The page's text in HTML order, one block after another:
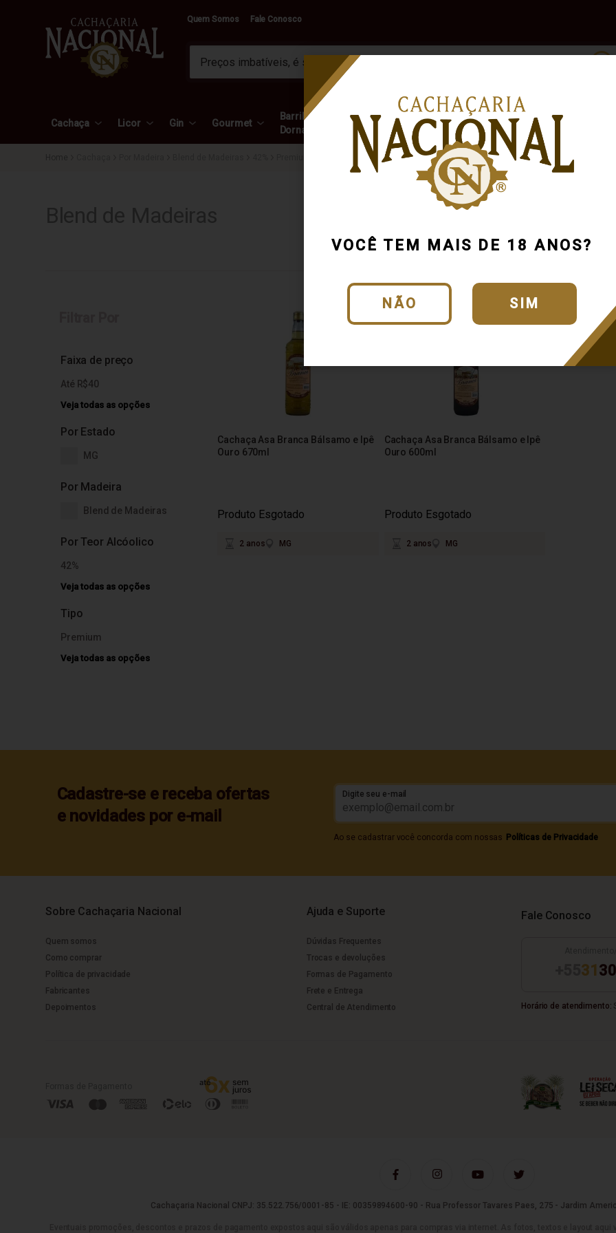
VOCÊ TEM MAIS DE 18 ANOS?
NÃO SIM
Quem Somos Fale Conosco
Cachaça Licor Gin Gourmet
Barril e
Dorna
Acessórios
Outras
Bebidas
Marcas
Por Estado
MG
Por Madeira
Blend de Madeiras
Por Teor Alcóolico
42%
Veja todas as opções
Tipo
Premium
Veja todas as opções
Faixa de preço
Até R$40
Veja todas as opções
Cachaça Asa Branca Bálsamo e Ipê
Ouro 670ml
Produto Esgotado
2 anos MG
Cachaça Asa Branca Bálsamo e Ipê
Ouro 600ml
Produto Esgotado
2 anos MG
Cadastre-se e receba ofertas
e novidades por e-mail
Digite seu e-mail
Ao se cadastrar você concorda com nossas Políticas de Privacidade
Sobre Cachaçaria Nacional
Quem somos
Como comprar
Política de privacidade
Fabricantes
Depoimentos
Ajuda e Suporte
Dúvidas Frequentes
Trocas e devoluções
Formas de Pagamento
Frete e Entrega
Central de Atendimento
Fale Conosco
31
Horário de atendimento:
Cachaçaria Nacional CNPJ: 35.522.756/0001-85 - IE: 00359894600-90 - Rua Professor Tavares Paes, 275 - Jardim